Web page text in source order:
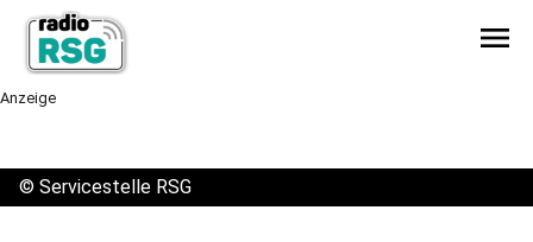
menu
Anzeige
© Servicestelle RSG